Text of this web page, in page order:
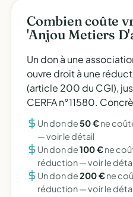
Combien coûte
'Anjou Metiers
Un don à une
ouvre droit à une
(article 200 du CGI),
CERFA n°11580.
Un don de50 €ne
—voir le détail
Un don de100 €ne
réduction —voir le
Un don de200 €ne
réduction —voir le